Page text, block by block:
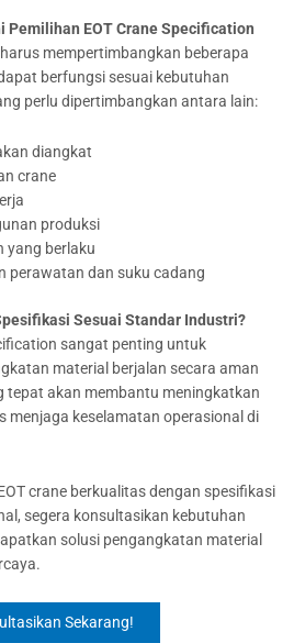
Pemilihan EOT Crane Specification
mempertimbangkan beberapa
berfungsi sesuai kebutuhan
perlu dipertimbangkan antara lain:
diangkat
crane
produksi
yang berlaku
perawatan dan suku cadang
Sesuai Standar Industri?
sangat penting untuk
material berjalan secara aman
tepat akan membantu meningkatkan
menjaga keselamatan operasional di
crane berkualitas dengan spesifikasi
segera konsultasikan kebutuhan
solusi pengangkatan material
Sekarang!